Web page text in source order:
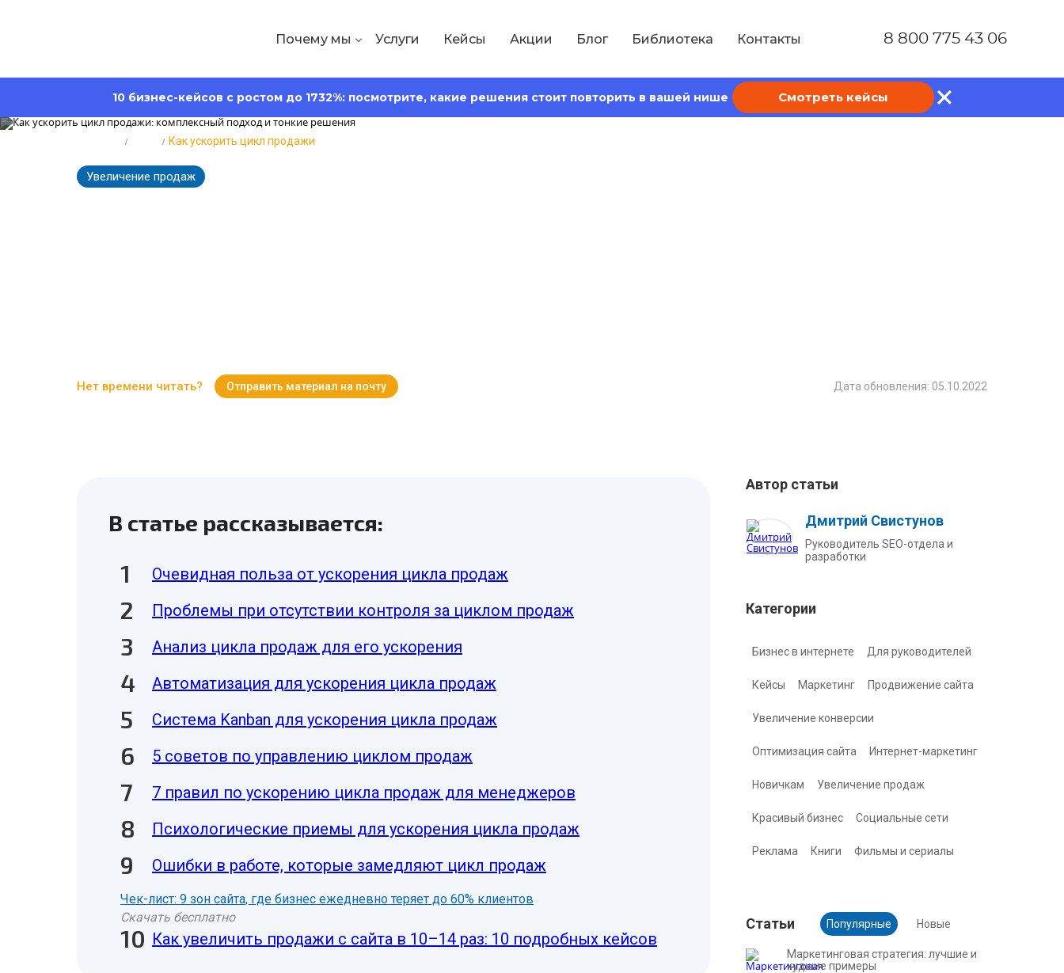
Почему мы Услуги Кейсы Акции Блог Библиотека Контакты 8 800 775 43 06
10 бизнес-кейсов с ростом до 1732%: посмотрите, какие решения стоит повторить в вашей нише Смотреть кейсы
Как ускорить цикл продажи
Увеличение продаж
Нет времени читать? Отправить материал на почту Дата обновления: 05.10.2022
В статье рассказывается:
Очевидная польза от ускорения цикла продаж
Проблемы при отсутствии контроля за циклом продаж
Анализ цикла продаж для его ускорения
Автоматизация для ускорения цикла продаж
Система Kanban для ускорения цикла продаж
5 советов по управлению циклом продаж
7 правил по ускорению цикла продаж для менеджеров
Психологические приемы для ускорения цикла продаж
Ошибки в работе, которые замедляют цикл продаж
Чек-лист: 9 зон сайта, где бизнес ежедневно теряет до 60% клиентов
Скачать бесплатно
Как увеличить продажи с сайта в 10–14 раз: 10 подробных кейсов
Автор статьи
Дмитрий Свистунов
Руководитель SEO-отдела и
разработки
Категории
Бизнес в интернете Для руководителей
Кейсы Маркетинг Продвижение сайта
Увеличение конверсии
Оптимизация сайта Интернет-маркетинг
Новичкам Увеличение продаж
Красивый бизнес Социальные сети
Реклама Книги Фильмы и сериалы
Cтатьи Популярные Новые
Маркетинговая стратегия: лучшие и
худшие примеры